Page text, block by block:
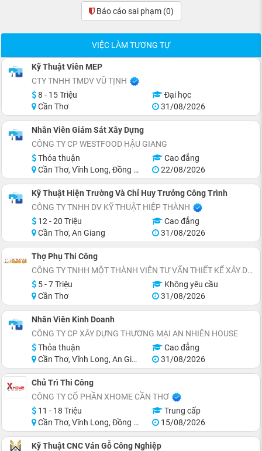
Báo cáo sai phạm (0)
VIỆC LÀM TƯƠNG TỰ
Kỹ Thuật Viên MEP
CTY TNHH TMDV VŨ TỊNH
8 - 15 Triệu
Đại học
Cần Thơ
31/08/2026
Nhân Viên Giám Sát Xây Dựng
CÔNG TY CP WESTFOOD HẬU GIANG
Thỏa thuận
Cao đẳng
Cần Thơ, Vĩnh Long, Đồng Tháp, Hậu Giang, Sóc Trăng
22/08/2026
Kỹ Thuật Hiện Trường Và Chỉ Huy Trưởng Công Trình
CÔNG TY TNHH DV KỸ THUẬT HIỆP THÀNH
12 - 20 Triệu
Cao đẳng
Cần Thơ, An Giang
31/08/2026
Thợ Phụ Thi Công
CÔNG TY TNHH MỘT THÀNH VIÊN TƯ VẤN THIẾT KẾ XÂY DỰNG HOÀNG QUI
5 - 7 Triệu
Không yêu cầu
Cần Thơ
31/08/2026
Nhân Viên Kinh Doanh
CÔNG TY CP XÂY DỰNG THƯƠNG MẠI AN NHIÊN HOUSE
Thỏa thuận
Cao đẳng
Cần Thơ, Vĩnh Long, An Giang, Đồng Tháp, Cà Mau, Long An
31/08/2026
Chủ Trì Thi Công
CÔNG TY CỔ PHẦN XHOME CẦN THƠ
11 - 18 Triệu
Trung cấp
Cần Thơ, Vĩnh Long, Đồng Tháp, Bạc Liêu, Cà Mau
15/08/2026
Kỹ Thuật CNC Ván Gỗ Công Nghiệp